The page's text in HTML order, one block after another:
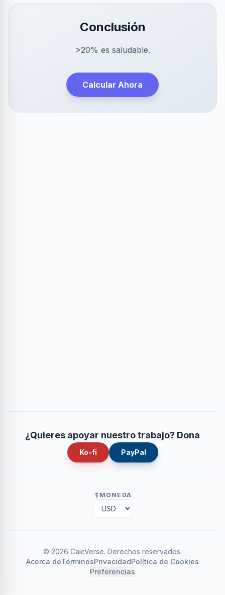
Conclusión
>20% es saludable.
Calcular Ahora
¿Quieres apoyar nuestro trabajo? Dona
Ko-fi PayPal
MONEDA
© 2026 CalcVerse. Derechos reservados.
Acerca deTérminosPrivacidadPolítica de Cookies
Preferencias